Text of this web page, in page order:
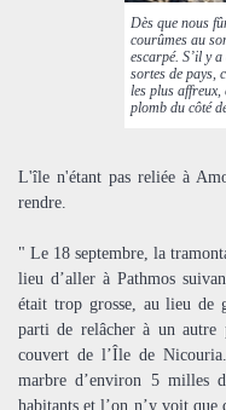
Dès que nous
courûmes au
escarpé. S’il y
sortes de pays,
les plus affreux,
plomb du côté
L'île n'étant pas reliée à
rendre.
" Le 18 septembre, la
lieu d’aller à Pathmos
était trop grosse, au lieu de
parti de relâcher à un
couvert de l’Île de
marbre d’environ 5 milles
habitants et l’on n’y voit que